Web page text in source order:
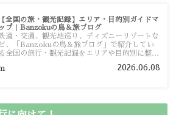
【全国の旅・観光記録】エリア・目的別ガイドマ
ップ｜Banzokuの鳥＆旅ブログ
道・交通、観光地巡り、ディズニーリゾートな
ど、「Banzokuの鳥＆旅ブログ」で紹介してい
る全国の旅行・観光記録をエリアや目的別に整理
イドマップからスムーズに見つけていただけま
2026.06.08